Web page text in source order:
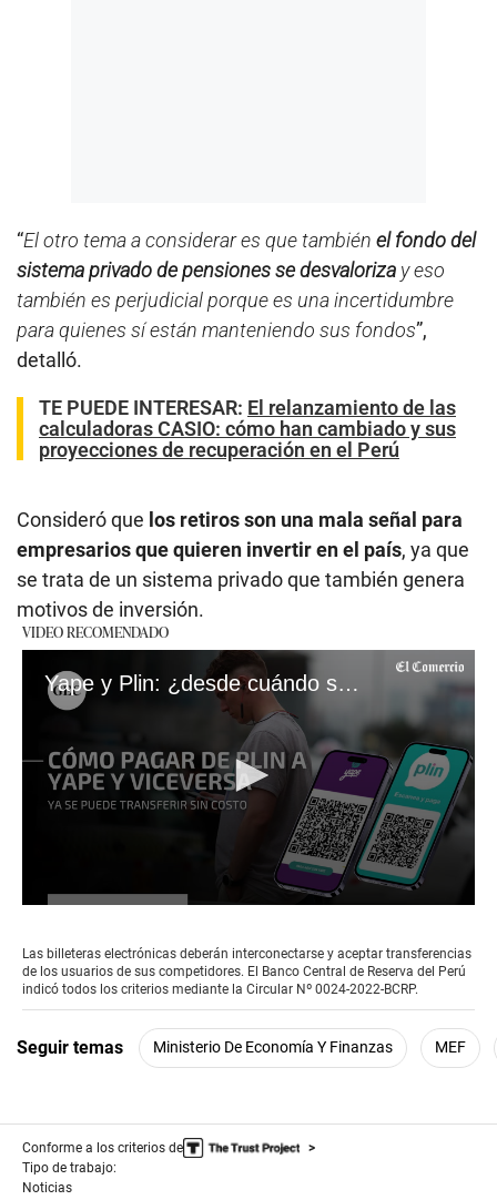
“El otro tema a considerar es que también el fondo del
sistema privado de pensiones se desvaloriza y eso
también es perjudicial porque es una incertidumbre
para quienes sí están manteniendo sus fondos”,
detalló.
TE PUEDE INTERESAR: El relanzamiento de las
calculadoras CASIO: cómo han cambiado y sus
proyecciones de recuperación en el Perú
Consideró que los retiros son una mala señal para
empresarios que quieren invertir en el país, ya que
se trata de un sistema privado que también genera
motivos de inversión.
VIDEO RECOMENDADO
Yape y Plin: ¿desde cuándo se podrán hacer transferencias entre ambas billeteras?
of
1
minute,
Las billeteras electrónicas deberán interconectarse y aceptar transferencias
de los usuarios de sus competidores. El Banco Central de Reserva del Perú
indicó todos los criterios mediante la Circular Nº 0024-2022-BCRP.
Seguir temas Ministerio De Economía Y Finanzas MEF
Conforme a los criterios de
Tipo de trabajo:
Noticias